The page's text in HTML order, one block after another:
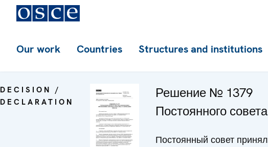
Our work Countries Structures and institutions
DECISION /
DECLARATION
Решение № 1379
Постоянного совета
Постоянный совет принял